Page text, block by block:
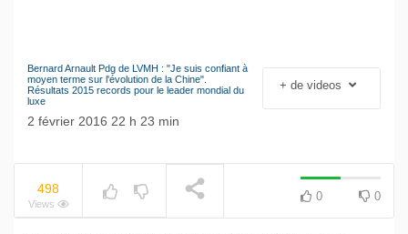
NOW PLAYING
Le séisme industriel
Volkswagen
Bernard Arnault Pdg de LVMH : "Je suis confiant à
moyen terme sur l'évolution de la Chine".
Résultats 2015 records pour le leader mondial du
luxe
2 février 2016 22 h 23 min
+ de videos
498
Views
0 0